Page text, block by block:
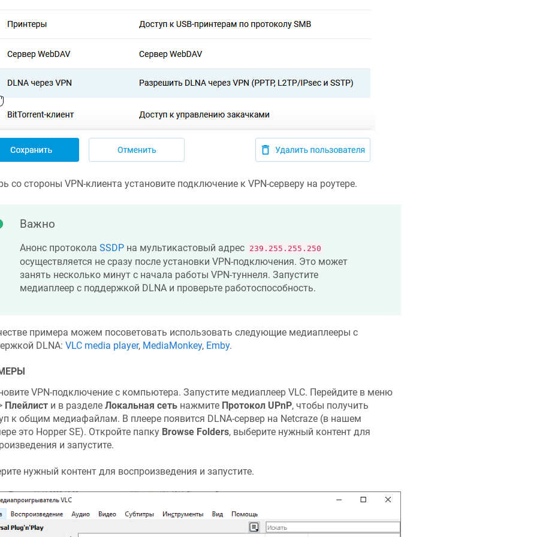
со стороны VPN-клиента установите подключение к VPN-серверу на роутере.
Важно
Анонс протокола SSDPна мультикастовый адрес 239.255.255.250
осуществляется не сразу после установки VPN-подключения. Это может
занять несколько минут с начала работы VPN-туннеля. Запустите
медиаплеер с поддержкой DLNA и проверьте работоспособность.
примера можем посоветовать использовать следующие медиаплееры с
DLNA: VLC media player, MediaMonkey, Emby.
VPN-подключение с компьютера. Запустите медиаплеер VLC. Перейдите в меню
Плейлисти в разделе Локальная сетьнажмите Протокол UPnP, чтобы получить
к общим медиафайлам. В плеере появится DLNA-сервер на Netcraze(в нашем
это Hopper SE). Откройте папку Browse Folders, выберите нужный контент для
и запустите.
нужный контент для воспроизведения и запустите.